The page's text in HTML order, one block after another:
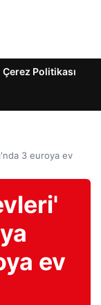
Çerez Politikası
3 euroya ev
ev